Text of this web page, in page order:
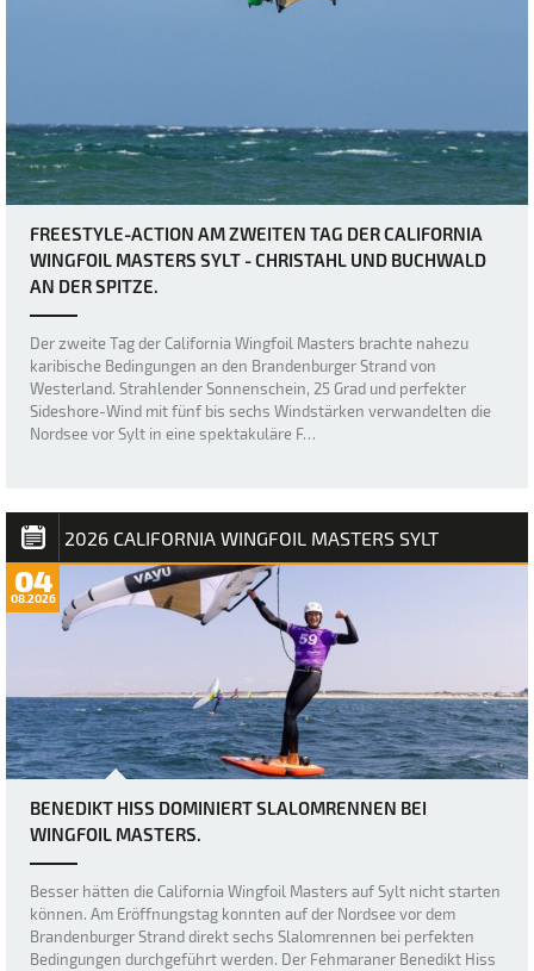
FREESTYLE-ACTION AM ZWEITEN TAG DER CALIFORNIA
WINGFOIL MASTERS SYLT - CHRISTAHL UND BUCHWALD
AN DER SPITZE.
Der zweite Tag der California Wingfoil Masters brachte nahezu
karibische Bedingungen an den Brandenburger Strand von
Westerland. Strahlender Sonnenschein, 25 Grad und perfekter
Sideshore-Wind mit fünf bis sechs Windstärken verwandelten die
Nordsee vor Sylt in eine spektakuläre F…
2026 CALIFORNIA WINGFOIL MASTERS SYLT
04
08.2026
BENEDIKT HISS DOMINIERT SLALOMRENNEN BEI
WINGFOIL MASTERS.
Besser hätten die California Wingfoil Masters auf Sylt nicht starten
können. Am Eröffnungstag konnten auf der Nordsee vor dem
Brandenburger Strand direkt sechs Slalomrennen bei perfekten
Bedingungen durchgeführt werden. Der Fehmaraner Benedikt Hiss